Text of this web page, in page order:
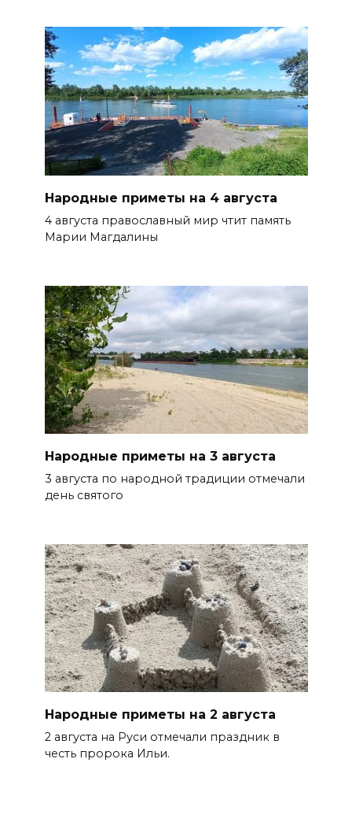
Народные приметы на 4 августа
4 августа православный мир чтит память
Марии Магдалины
Народные приметы на 3 августа
3 августа по народной традиции отмечали
день святого
Народные приметы на 2 августа
2 августа на Руси отмечали праздник в
честь пророка Ильи.